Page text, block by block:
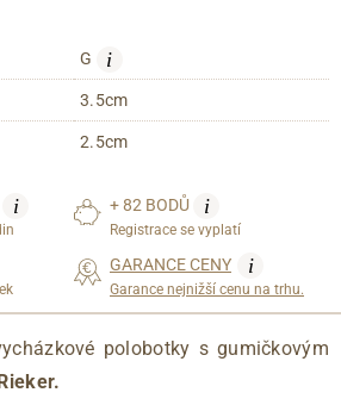
G i
3.5cm
2.5cm
i + 82 BODŮ i
Registrace se vyplatí
GARANCE CENY i
Garance nejnižší cenu na trhu.
polobotky s gumičkovým